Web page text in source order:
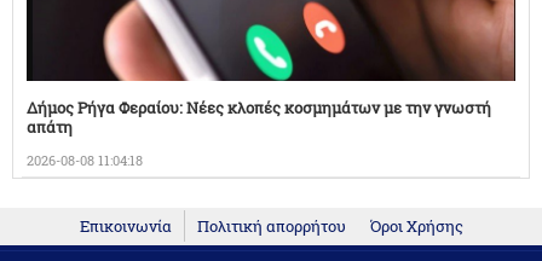
Δήμος Ρήγα Φεραίου: Νέες κλοπές κοσμημάτων με την γνωστή
απάτη
2026-08-08 11:04:18
Επικοινωνία Πολιτική απορρήτου Όροι Χρήσης